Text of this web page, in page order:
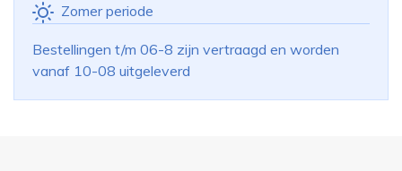
Zomer periode
Bestellingen t/m 06-8 zijn vertraagd en worden
vanaf 10-08 uitgeleverd